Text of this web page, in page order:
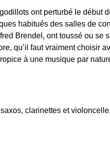
ont perturbé le début
habitués des salles de
Brendel, ont toussé ou se
qu’il faut vraiment choisir
à une musique par
clarinettes et